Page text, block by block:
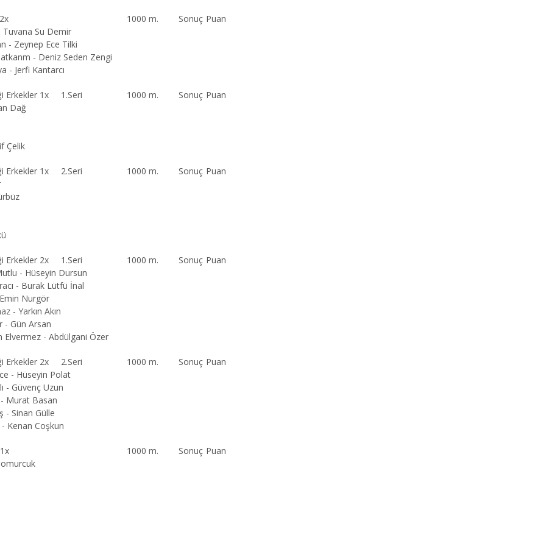
1000 m. Sonuç Puan
Tuvana Su Demir
- Zeynep Ece Tilki
- Deniz Seden Zengi
- Jerfi Kantarcı
Erkekler 1x 1.Seri 1000 m. Sonuç Puan
Dağ
Çelik
Erkekler 1x 2.Seri 1000 m. Sonuç Puan
Erkekler 2x 1.Seri 1000 m. Sonuç Puan
- Hüseyin Dursun
- Burak Lütfü İnal
Nurgör
- Yarkın Akın
- Gün Arsan
Elvermez - Abdülgani Özer
Erkekler 2x 2.Seri 1000 m. Sonuç Puan
- Hüseyin Polat
- Güvenç Uzun
Murat Basan
- Sinan Gülle
Kenan Coşkun
1000 m. Sonuç Puan